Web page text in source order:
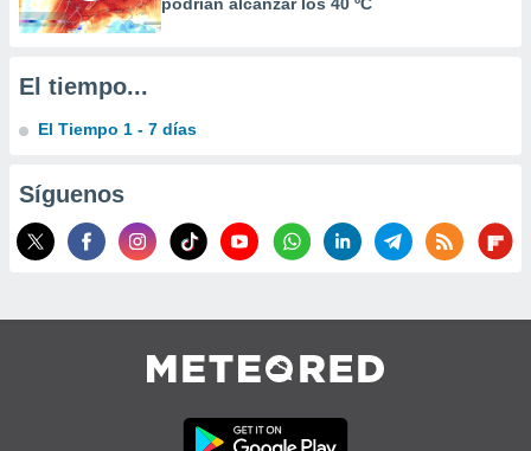
publicidad
1199
El tiempo...
El Tiempo 1 - 7 días
Síguenos